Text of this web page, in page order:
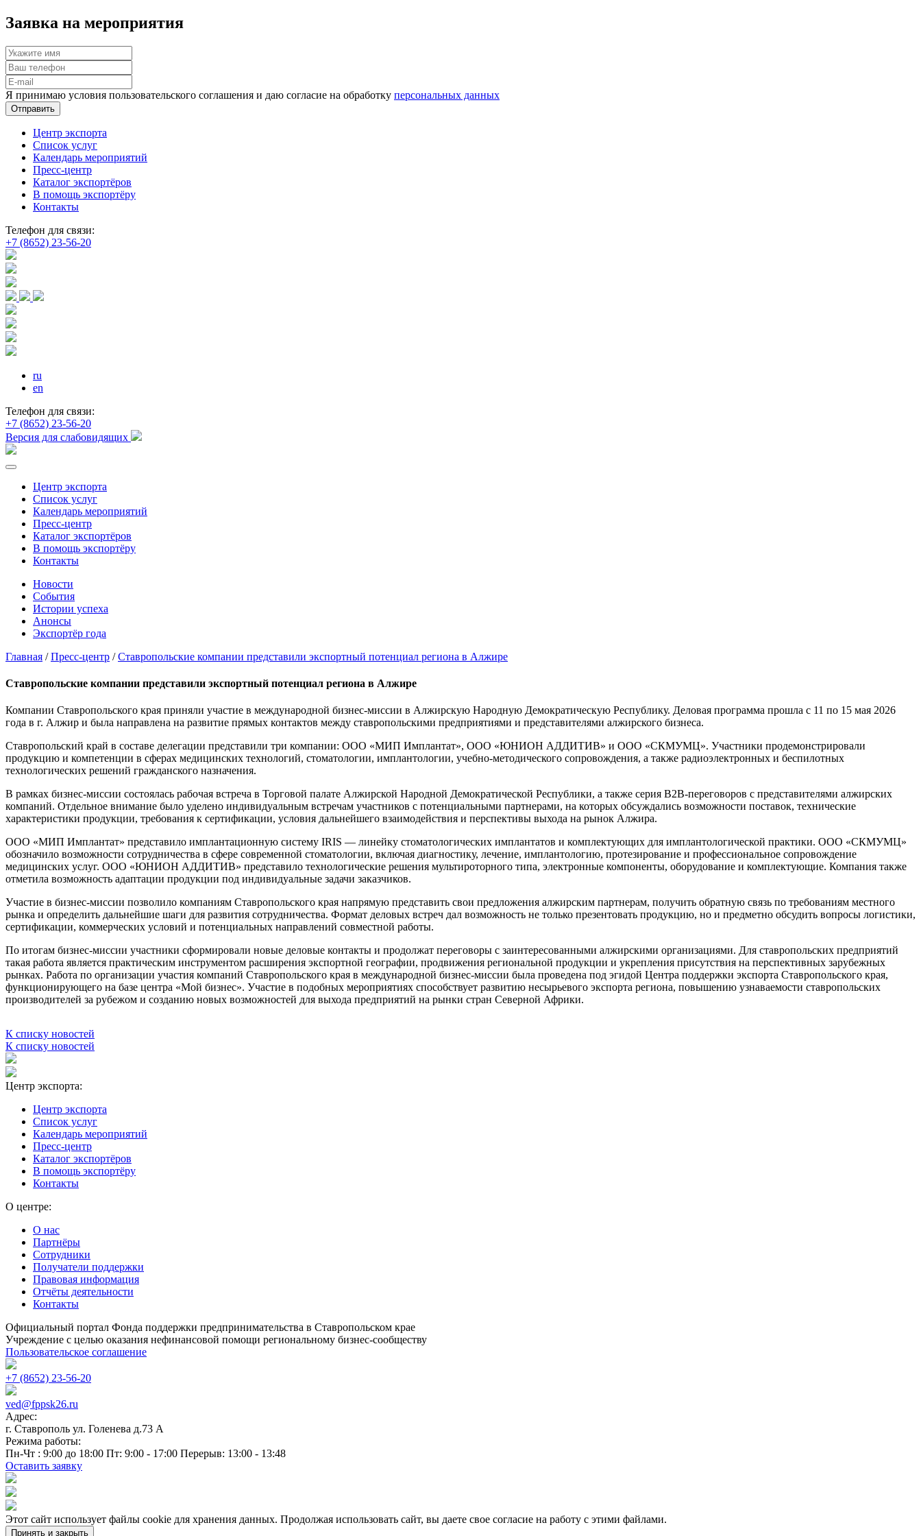
Заявка на мероприятия
Я принимаю условия пользовательского соглашения и даю согласие на обработку персональных данных
Отправить
Центр экспорта
Список услуг
Календарь мероприятий
Пресс-центр
Каталог экспортёров
В помощь экспортёру
Контакты
Телефон для связи:
+7 (8652) 23-56-20
ru
en
Телефон для связи:
+7 (8652) 23-56-20
Версия для слабовидящих
Центр экспорта
Список услуг
Календарь мероприятий
Пресс-центр
Каталог экспортёров
В помощь экспортёру
Контакты
Новости
События
Истории успеха
Анонсы
Экспортёр года
Главная /Пресс-центр /Ставропольские компании представили экспортный потенциал региона в Алжире
Ставропольские компании представили экспортный потенциал региона в Алжире
Компании Ставропольского края приняли участие в международной бизнес-миссии в Алжирскую Народную Демократическую Республику. Деловая программа прошла с 11 по 15 мая 2026
года в г. Алжир и была направлена на развитие прямых контактов между ставропольскими предприятиями и представителями алжирского бизнеса.
Ставропольский край в составе делегации представили три компании: ООО «МИП Имплантат», ООО «ЮНИОН АДДИТИВ» и ООО «СКМУМЦ». Участники продемонстрировали
продукцию и компетенции в сферах медицинских технологий, стоматологии, имплантологии, учебно-методического сопровождения, а также радиоэлектронных и беспилотных
технологических решений гражданского назначения.
В рамках бизнес-миссии состоялась рабочая встреча в Торговой палате Алжирской Народной Демократической Республики, а также серия B2B-переговоров с представителями алжирских
компаний. Отдельное внимание было уделено индивидуальным встречам участников с потенциальными партнерами, на которых обсуждались возможности поставок, технические
характеристики продукции, требования к сертификации, условия дальнейшего взаимодействия и перспективы выхода на рынок Алжира.
ООО «МИП Имплантат» представило имплантационную систему IRIS — линейку стоматологических имплантатов и комплектующих для имплантологической практики. ООО «СКМУМЦ»
обозначило возможности сотрудничества в сфере современной стоматологии, включая диагностику, лечение, имплантологию, протезирование и профессиональное сопровождение
медицинских услуг. ООО «ЮНИОН АДДИТИВ» представило технологические решения мультироторного типа, электронные компоненты, оборудование и комплектующие. Компания также
отметила возможность адаптации продукции под индивидуальные задачи заказчиков.
Участие в бизнес-миссии позволило компаниям Ставропольского края напрямую представить свои предложения алжирским партнерам, получить обратную связь по требованиям местного
рынка и определить дальнейшие шаги для развития сотрудничества. Формат деловых встреч дал возможность не только презентовать продукцию, но и предметно обсудить вопросы логистики,
сертификации, коммерческих условий и потенциальных направлений совместной работы.
По итогам бизнес-миссии участники сформировали новые деловые контакты и продолжат переговоры с заинтересованными алжирскими организациями. Для ставропольских предприятий
такая работа является практическим инструментом расширения экспортной географии, продвижения региональной продукции и укрепления присутствия на перспективных зарубежных
рынках. Работа по организации участия компаний Ставропольского края в международной бизнес-миссии была проведена под эгидой Центра поддержки экспорта Ставропольского края,
функционирующего на базе центра «Мой бизнес». Участие в подобных мероприятиях способствует развитию несырьевого экспорта региона, повышению узнаваемости ставропольских
производителей за рубежом и созданию новых возможностей для выхода предприятий на рынки стран Северной Африки.
К списку новостей
К списку новостей
Центр экспорта:
Центр экспорта
Список услуг
Календарь мероприятий
Пресс-центр
Каталог экспортёров
В помощь экспортёру
Контакты
О центре:
О нас
Партнёры
Сотрудники
Получатели поддержки
Правовая информация
Отчёты деятельности
Контакты
Официальный портал Фонда поддержки предпринимательства в Ставропольском крае
Учреждение с целью оказания нефинансовой помощи региональному бизнес-сообществу
Пользовательское соглашение
+7 (8652) 23-56-20
ved@fppsk26.ru
Адрес:
г. Ставрополь ул. Голенева д.73 A
Режима работы:
Пн-Чт : 9:00 до 18:00 Пт: 9:00 - 17:00 Перерыв: 13:00 - 13:48
Оставить заявку
Этот сайт использует файлы cookie для хранения данных. Продолжая использовать сайт, вы даете свое согласие на работу с этими файлами.
Принять и закрыть